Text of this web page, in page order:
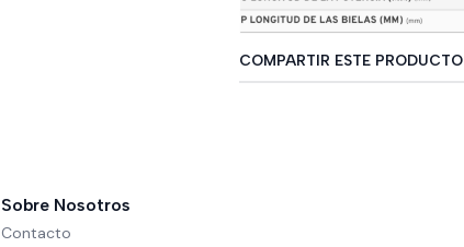
COMPARTIR ESTE PRODUCTO
Sobre Nosotros
Contacto